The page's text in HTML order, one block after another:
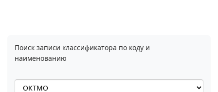
Поиск записи классификатора по коду и
наименованию